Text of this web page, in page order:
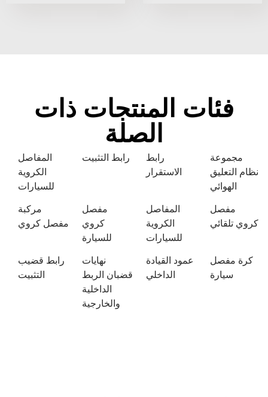
فئات المنتجات ذات
الصلة
مجموعة
نظام التعليق
الهوائي
رابط
الاستقرار
رابط التثبيت
المفاصل
الكروية
للسيارات
مفصل
كروي تلقائي
المفاصل
الكروية
للسيارات
مفصل
كروي
للسيارة
مركبة
مفصل كروي
كرة مفصل
سيارة
عمود القيادة
الداخلي
نهايات
قضبان الربط
الداخلية
والخارجية
رابط قضيب
التثبيت